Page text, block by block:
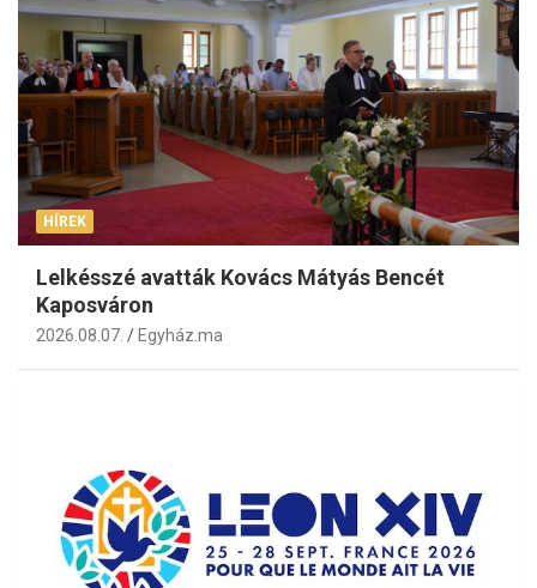
HÍREK
Lelkésszé avatták Kovács Mátyás Bencét
Kaposváron
2026.08.07. Egyház.ma